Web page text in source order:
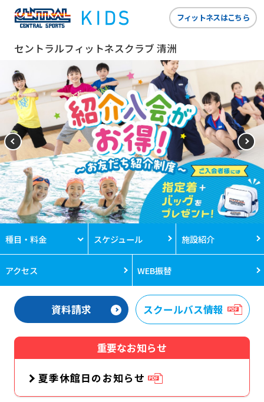
セントラルフィットネスクラブ 清洲
フィットネスはこちら
種目・料金 スケジュール 施設紹介
アクセス WEB振替
資料請求 スクールバス情報
重要なお知らせ
夏季休館日のお知らせ